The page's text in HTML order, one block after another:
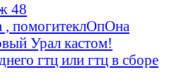
48
, помогитеклОпОна
Урал кастом!
гтц или гтц в сборе